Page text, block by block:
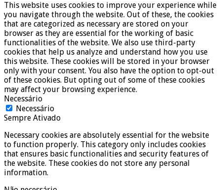
This website uses cookies to improve your experience while
you navigate through the website. Out of these, the cookies
that are categorized as necessary are stored on your
browser as they are essential for the working of basic
functionalities of the website. We also use third-party
cookies that help us analyze and understand how you use
this website. These cookies will be stored in your browser
only with your consent. You also have the option to opt-out
of these cookies. But opting out of some of these cookies
may affect your browsing experience.
Necessário
Necessário
Sempre Ativado
Necessary cookies are absolutely essential for the website
to function properly. This category only includes cookies
that ensures basic functionalities and security features of
the website. These cookies do not store any personal
information.